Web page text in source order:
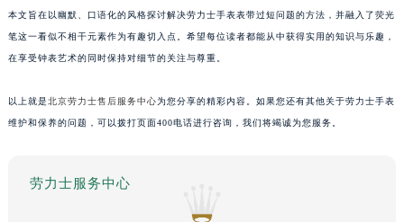
本文旨在以幽默、口语化的风格探讨解决劳力士手表表带过短问题的方法，并融入了荧光
笔这一看似不相干元素作为有趣切入点。希望每位读者都能从中获得实用的知识与乐趣，
在享受钟表艺术的同时保持对细节的关注与尊重。
以上就是北京劳力士售后服务中心为您分享的精彩内容。如果您还有其他关于劳力士手表
维护和保养的问题，可以拨打页面400电话进行咨询，我们将竭诚为您服务。
劳力士服务中心